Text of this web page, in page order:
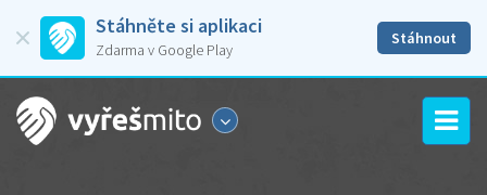
Stáhněte si aplikaci
Zdarma v Google Play
Stáhnout